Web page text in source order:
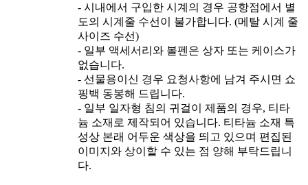
- 시내에서 구입한 시계의 경우 공항점에서 별
도의 시계줄 수선이 불가합니다. (메탈 시계 줄
사이즈 수선)
- 일부 액세서리와 볼펜은 상자 또는 케이스가
없습니다.
- 선물용이신 경우 요청사항에 남겨 주시면 쇼
핑백 동봉해 드립니다.
- 일부 일자형 침의 귀걸이 제품의 경우, 티타
늄 소재로 제작되어 있습니다. 티타늄 소재 특
성상 본래 어두운 색상을 띄고 있으며 편집된
이미지와 상이할 수 있는 점 양해 부탁드립니
다.